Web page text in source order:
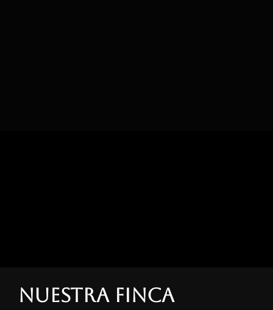
Nuestra finca